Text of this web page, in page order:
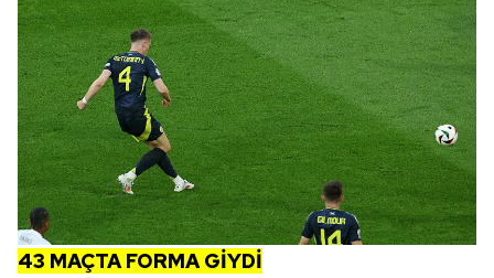
43 MAÇTA FORMA GİYDİ